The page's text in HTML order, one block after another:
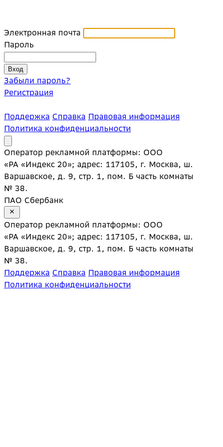
Электронная почта
Пароль
Забыли пароль?
Регистрация
Поддержка Справка Правовая информация
Политика конфиденциальности
Оператор рекламной платформы: ООО
«РА «Индекс 20»; адрес: 117105, г. Москва, ш.
Варшавское, д. 9, стр. 1, пом. Б часть комнаты
№ 38.
ПАО Сбербанк
Оператор рекламной платформы: ООО
«РА «Индекс 20»; адрес: 117105, г. Москва, ш.
Варшавское, д. 9, стр. 1, пом. Б часть комнаты
№ 38.
Поддержка Справка Правовая информация
Политика конфиденциальности